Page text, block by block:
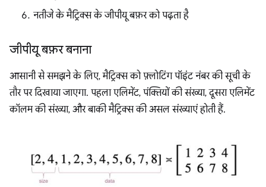
नतीजे के मैट्रिक्स के जीपीयू बफ़र को पढ़ता है
जीपीयू बफ़र बनाना
आसानी से समझने के लिए, मैट्रिक्स को फ़्लोटिंग पॉइंट नंबर की सूची के
तौर पर दिखाया जाएगा. पहला एलिमेंट, पंक्तियों की संख्या, दूसरा एलिमेंट
कॉलम की संख्या, और बाकी मैट्रिक्स की असल संख्याएं होती हैं.